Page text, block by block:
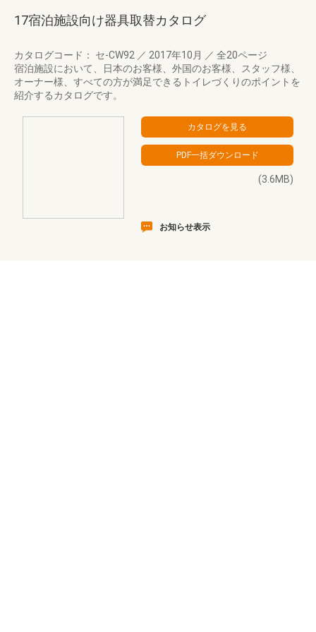
17宿泊施設向け器具取替カタログ
カタログコード： セ-CW92 ／ 2017年10月 ／ 全20ページ
宿泊施設において、日本のお客様、外国のお客様、スタッフ様、
オーナー様、すべての方が満足できるトイレづくりのポイントを
紹介するカタログです。
(3.6MB)
お知らせ表示